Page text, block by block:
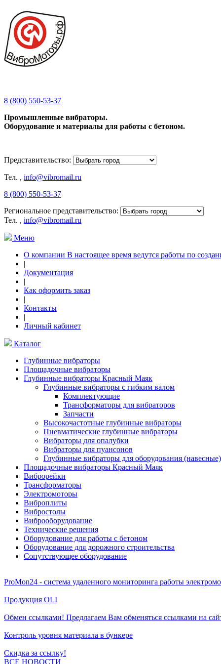
8 (800) 550-53-37
Промышленные вибраторы.
Оборудование и материалы для работы с бетоном.
Представительство:
Тел. , info@vibromail.ru
8 (800) 550-53-37
Региональное представительство:
Тел. , info@vibromail.ru
Меню
О компании В настоящее время ведутся работы по
|
Документация
|
Как оформить заказ
|
Контакты
|
Личный кабинет
Каталог
Глубинные вибраторы
Площадочные вибраторы
Глубинные вибраторы Красный Маяк
Глубинные вибраторы с гибким валом
Комплектующие
Трансформаторы для вибраторов
Запчасти
Высокочастотные глубинные вибраторы
Пневматические глубинные вибраторы
Вибраторы для опалубки
Вибраторы для пуансонов
Глубинные вибраторы для оборудования (навесные)
Площадочные вибраторы Красный Маяк
Виброрейки
Трансформаторы
Электромоторы
Виброплиты
Вибростолы
Виброоборудование
Технические решения
Оборудование для работы с бетоном
Оборудование для дорожного строительства
Сопутствующее оборудование
ProMon24 - система удаленного мониторинга работы
Продукция OLI
Обмен ссылками! Предлагаем Вам обменяться ссылками на
Контроль уровня материала в бункере
Скидка за ссылку!
ВСЕ НОВОСТИ